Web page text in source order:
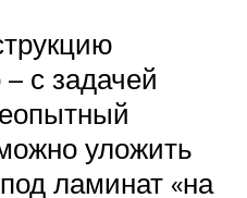
с задачей
уложить
ламинат «на